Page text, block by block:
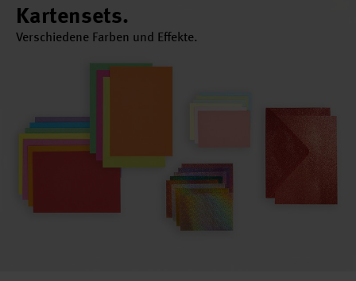
Kartensets.
Verschiedene Farben und Effekte.